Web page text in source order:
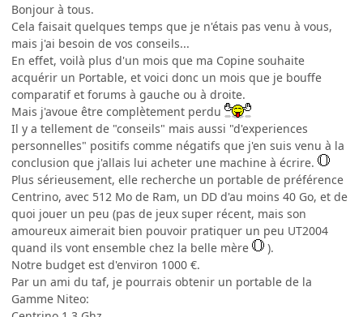
Bonjour à tous.
Cela faisait quelques temps que je n'étais pas venu à vous,
mais j'ai besoin de vos conseils...
En effet, voilà plus d'un mois que ma Copine souhaite
acquérir un Portable, et voici donc un mois que je bouffe
comparatif et forums à gauche ou à droite.
Mais j'avoue être complètement perdu
Il y a tellement de "conseils" mais aussi "d'experiences
personnelles" positifs comme négatifs que j'en suis venu à la
conclusion que j'allais lui acheter une machine à écrire.
Plus sérieusement, elle recherche un portable de préférence
Centrino, avec 512 Mo de Ram, un DD d'au moins 40 Go, et de
quoi jouer un peu (pas de jeux super récent, mais son
amoureux aimerait bien pouvoir pratiquer un peu UT2004
quand ils vont ensemble chez la belle mère
).
Notre budget est d'environ 1000 €.
Par un ami du taf, je pourrais obtenir un portable de la
Gamme Niteo: